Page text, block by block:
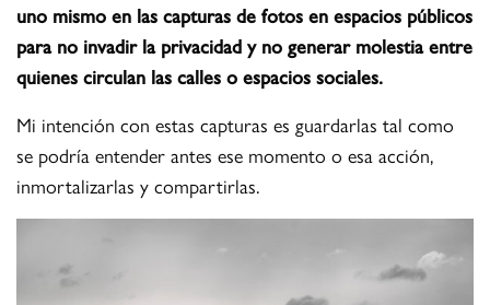
uno mismo en las capturas de fotos en espacios públicos
para no invadir la privacidad y no generar molestia entre
quienes circulan las calles o espacios sociales.
Mi intención con estas capturas es guardarlas tal como
se podría entender antes ese momento o esa acción,
inmortalizarlas y compartirlas.